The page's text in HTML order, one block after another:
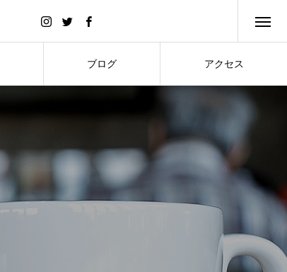
ブログ
アクセス